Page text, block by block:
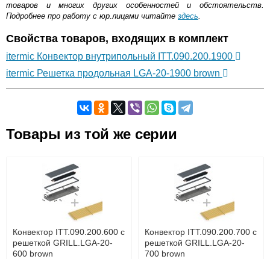
товаров и многих других особенностей и обстоятельств.
Подробнее про работу с юр.лицами читайте здесь.
Свойства товаров, входящих в комплект
itermic Конвектор внутрипольный ITT.090.200.1900
itermic Решетка продольная LGA-20-1900 brown
Оставьте отзыв
Доставка сантехники по Москве и Московской области
Наличный расчёт
Банковской картой на сайте в режиме реального
времени
Банковской картой при получении товара как при
доставке, так и самовывозом
Интернет-деньгами (Yandex-деньги, Web-money,
Qiwi-кошельки и другие).
Безналичный расчёт (возможно и с НДС)
Товары из той же серии
Конвектор ITT.090.200.600 с
решеткой GRILL.LGA-20-
600 brown
Конвектор ITT.090.200.700 с
решеткой GRILL.LGA-20-
700 brown